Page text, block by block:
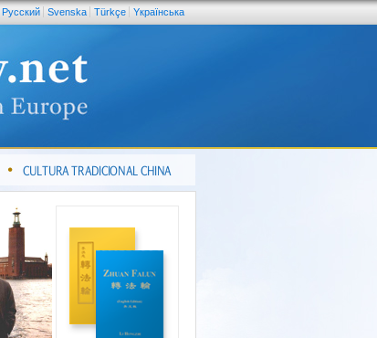
Pусский Svenska Türkçe Yкраїнська
CULTURA TRADICIONAL CHINA